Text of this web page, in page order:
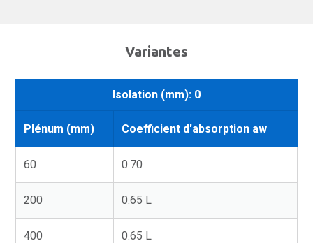
Variantes
Isolation (mm): 0
Plénum (mm) Coefficient d'absorption aw
60 0.70
200 0.65 L
400 0.65 L